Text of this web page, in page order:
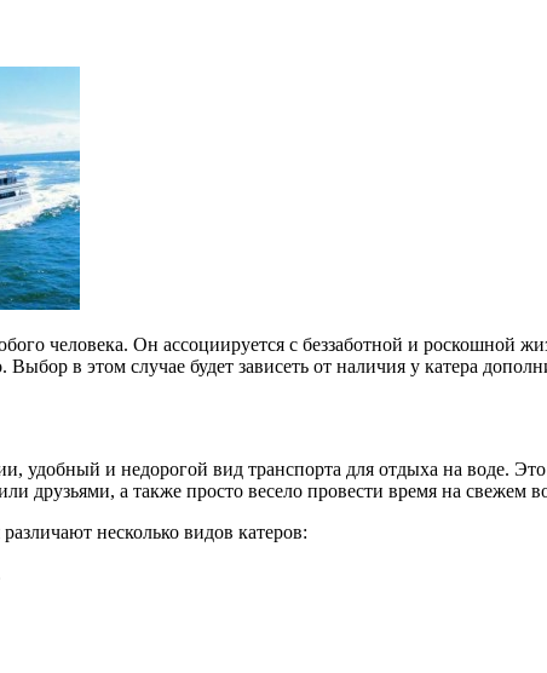
человека. Он ассоциируется с беззаботной и роскошной
в этом случае будет зависеть от наличия у катера
удобный и недорогой вид транспорта для отдыха на воде.
друзьями, а также просто весело провести время на свежем
несколько видов катеров: